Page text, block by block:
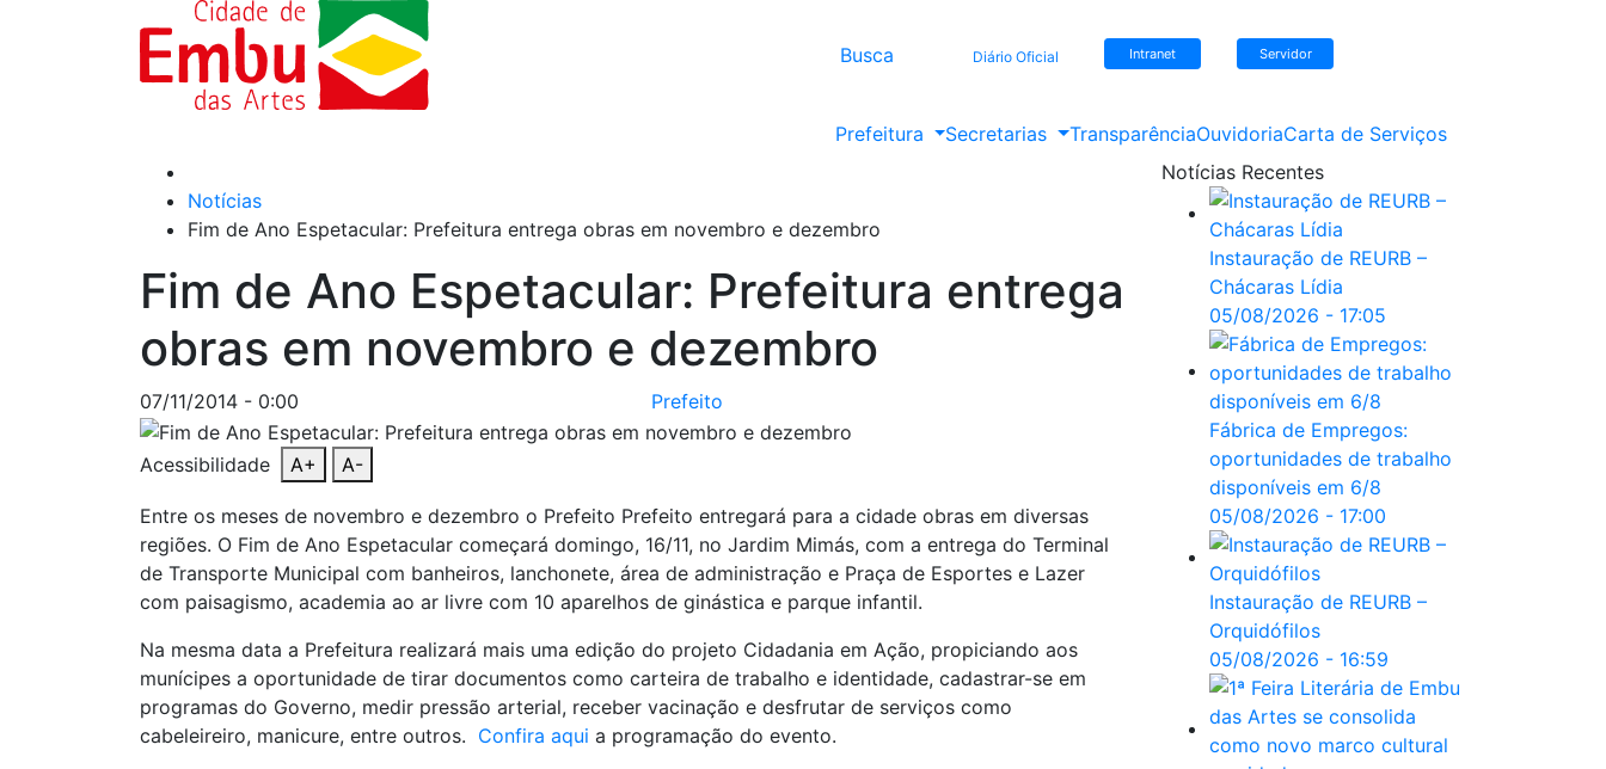
Busca Diário Oficial Intranet Servidor
Prefeitura Secretarias TransparênciaOuvidoriaCarta de Serviços
Notícias
Fim de Ano Espetacular: Prefeitura entrega obras em novembro e dezembro
Fim de Ano Espetacular: Prefeitura entrega
obras em novembro e dezembro
07/11/2014 - 0:00 Prefeito
Acessibilidade A+ A-
Entre os meses de novembro e dezembro o Prefeito Prefeito entregará para a cidade obras em diversas
regiões. O Fim de Ano Espetacular começará domingo, 16/11, no Jardim Mimás, com a entrega do Terminal
de Transporte Municipal com banheiros, lanchonete, área de administração e Praça de Esportes e Lazer
com paisagismo, academia ao ar livre com 10 aparelhos de ginástica e parque infantil.
Na mesma data a Prefeitura realizará mais uma edição do projeto Cidadania em Ação, propiciando aos
munícipes a oportunidade de tirar documentos como carteira de trabalho e identidade, cadastrar-se em
programas do Governo, medir pressão arterial, receber vacinação e desfrutar de serviços como
cabeleireiro, manicure, entre outros. Confira aqui a programação do evento.
Notícias Recentes
Instauração de REURB –
Chácaras Lídia
05/08/2026 - 17:05
Fábrica de Empregos:
oportunidades de trabalho
disponíveis em 6/8
05/08/2026 - 17:00
Instauração de REURB –
Orquidófilos
05/08/2026 - 16:59